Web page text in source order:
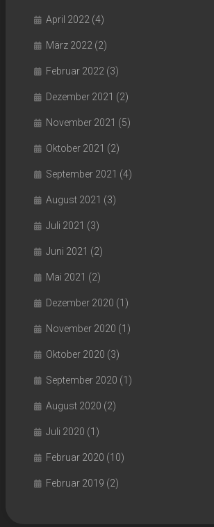
April 2022 (4)
März 2022 (2)
Februar 2022 (3)
Dezember 2021 (2)
November 2021 (5)
Oktober 2021 (2)
September 2021 (4)
August 2021 (3)
Juli 2021 (3)
Juni 2021 (2)
Mai 2021 (2)
Dezember 2020 (1)
November 2020 (1)
Oktober 2020 (3)
September 2020 (1)
August 2020 (2)
Juli 2020 (1)
Februar 2020 (10)
Februar 2019 (2)